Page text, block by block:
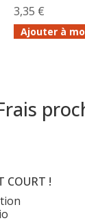
3,35 €
Ajouter à
COURT !